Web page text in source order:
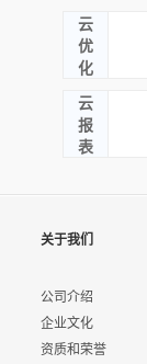
云
优
化
云
报
表
关于我们
公司介绍
企业文化
资质和荣誉